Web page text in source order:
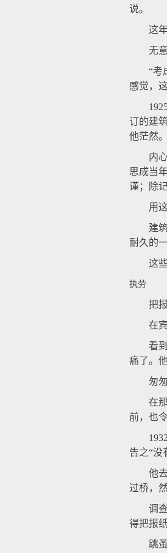
说。
这年夏
无意间
“考虑
感觉，
1925
订的建
他茫然。
内心的
思成当
谨；除
用这种
建筑对
耐久的
这些“
执劳
把报
在宾大
看到欧
痛了。
匆匆回
在那个
前，也
1932
告之“没
他去河
过桥，
调查路
得把报
跳蚤、